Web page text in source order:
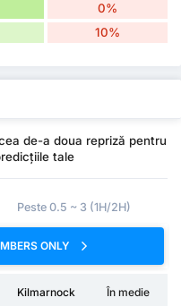
0%
10%
de-a doua repriză pentru
tale
Peste 0.5 ~ 3 (1H/2H)
ONLY
Kilmarnock În medie